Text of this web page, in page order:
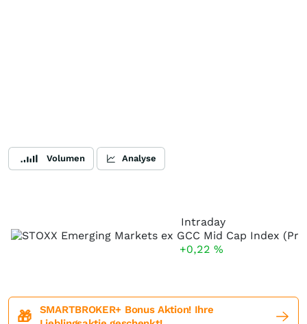
Volumen Analyse
Intraday
+0,22 %
🎁
SMARTBROKER+ Bonus Aktion! Ihre